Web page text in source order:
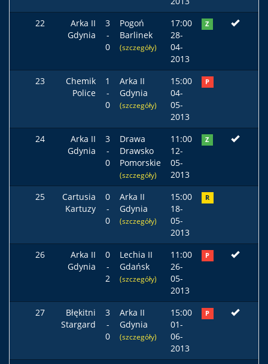
22
Arka II
Gdynia
3
-
0
Pogoń
Barlinek
(szczegóły)
17:00
28-
04-
2013
Z
23
Chemik
Police
1
-
0
Arka II
Gdynia
(szczegóły)
15:00
04-
05-
2013
P
24
Arka II
Gdynia
3
-
0
Drawa
Drawsko
Pomorskie
(szczegóły)
11:00
12-
05-
2013
Z
25
Cartusia
Kartuzy
0
-
0
Arka II
Gdynia
(szczegóły)
15:00
18-
05-
2013
R
26
Arka II
Gdynia
0
-
2
Lechia II
Gdańsk
(szczegóły)
11:00
26-
05-
2013
P
27
Błękitni
Stargard
3
-
0
Arka II
Gdynia
(szczegóły)
15:00
01-
06-
2013
P